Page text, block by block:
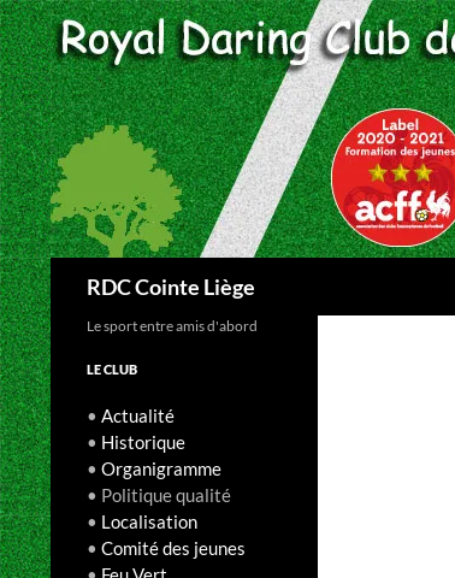
Aller
au
contenu
RDC Cointe Liège
Le sport entre amis d'abord
LE CLUB
• Actualité
• Historique
• Organigramme
• Politique qualité
• Localisation
• Comité des jeunes